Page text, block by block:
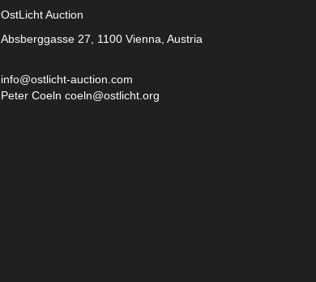
OstLicht Auction
Absberggasse 27, 1100 Vienna, Austria
info@ostlicht-auction.com
Peter Coeln coeln@ostlicht.org